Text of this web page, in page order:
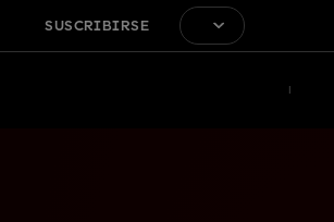
SUSCRIBIRSE